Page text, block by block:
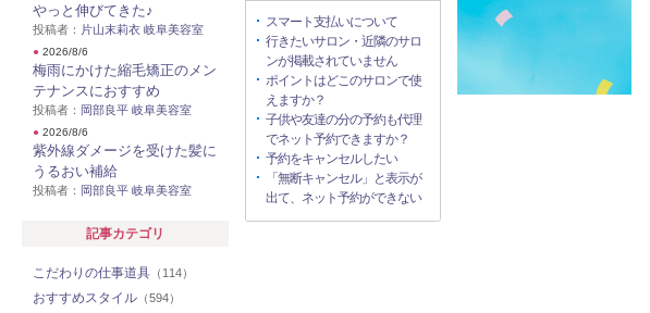
やっと伸びてきた♪
投稿者： 片山末莉衣 岐阜美容室
● 2026/8/6
梅雨にかけた縮毛矯正のメン
テナンスにおすすめ
投稿者： 岡部良平 岐阜美容室
● 2026/8/6
紫外線ダメージを受けた髪に
うるおい補給
投稿者： 岡部良平 岐阜美容室
記事カテゴリ
こだわりの仕事道具 （114）
おすすめスタイル （594）
スマート支払いについて
行きたいサロン・近隣のサロ
ンが掲載されていません
ポイントはどこのサロンで使
えますか？
子供や友達の分の予約も代理
でネット予約できますか？
予約をキャンセルしたい
「無断キャンセル」と表示が
出て、ネット予約ができない